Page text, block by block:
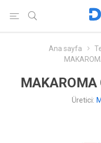
Ana sayfa
MAKAROMA
Üretici: